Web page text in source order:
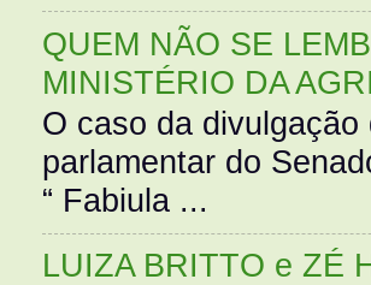
QUEM NÃO SE
MINISTÉRIO DA
O caso da
parlamentar do
“ Fabiula ...
LUIZA BRITTO e ZÉ